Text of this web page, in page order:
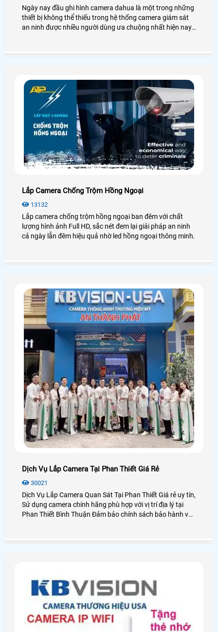
Ngày nay đầu ghi hình camera dahua là một trong những
thiết bị không thể thiếu trong hệ thống camera giám sát
an ninh được nhiều người dùng ưa chuộng nhất hiện nay.
Lắp Camera Chống Trộm Hồng Ngoại
13132
Lắp camera chống trộm hồng ngoại ban đêm với chất
lượng hình ảnh Full HD, sắc nét đem lại giải pháp an ninh
cả ngày lẫn đêm hiệu quả nhờ led hồng ngoại thông minh.
Dịch Vụ Lắp Camera Tại Phan Thiết Giá Rẻ
30021
Dịch Vụ Lắp Camera Quan Sát Tại Phan Thiết Giá rẻ uy tín,
Sử dụng camera chính hãng phù hợp với vị trí địa lý tại
Phan Thiết Bình Thuận Đảm bảo chính sách bảo hành và